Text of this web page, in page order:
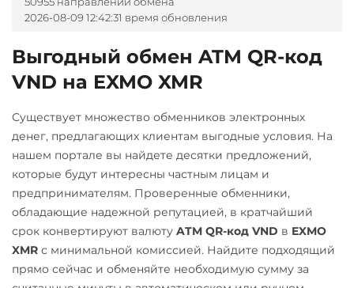
2026-08-09 12:42:31 время обновления
Выгодный обмен ATM QR-код
VND на EXMO XMR
Существует множество обменников электронных
денег, предлагающих клиентам выгодные условия. На
нашем портале вы найдете десятки предложений,
которые будут интересны частным лицам и
предпринимателям. Проверенные обменники,
обладающие надежной репутацией, в кратчайший
срок конвертируют валюту ATM QR-код VND в EXMO
XMR с минимальной комиссией. Найдите подходящий
прямо сейчас и обменяйте необходимую сумму за